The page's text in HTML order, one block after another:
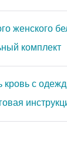
женского
комплект
кровь с